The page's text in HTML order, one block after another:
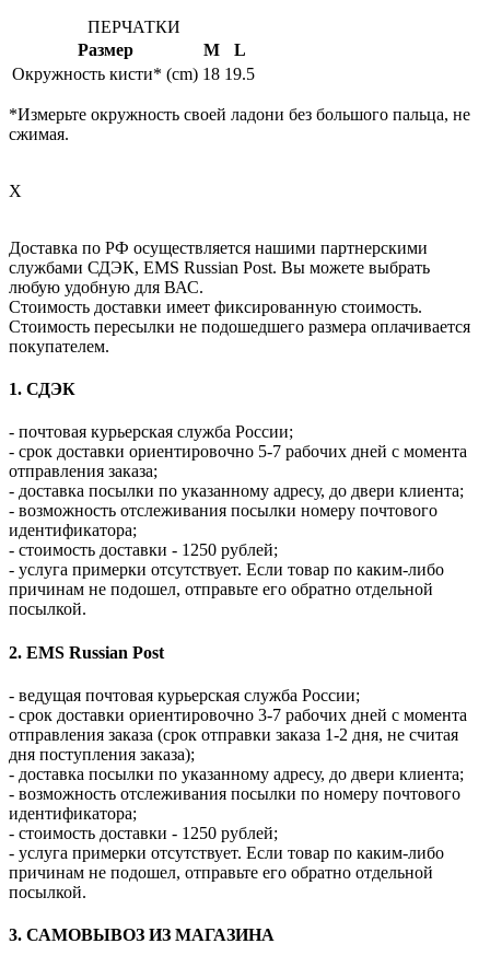
ПЕРЧАТКИ
Размер
M
L
Окружность кисти* (cm) 18 19.5
*Измерьте окружность своей ладони без большого пальца, не
сжимая.
X
Доставка по РФ осуществляется нашими партнерскими
службами СДЭК, EMS Russian Post. Вы можете выбрать
любую удобную для ВАС.
Стоимость доставки имеет фиксированную стоимость.
Стоимость пересылки не подошедшего размера оплачивается
покупателем.
1. СДЭК
- почтовая курьерская служба России;
- срок доставки ориентировочно 5-7 рабочих дней с момента
отправления заказа;
- доставка посылки по указанному адресу, до двери клиента;
- возможность отслеживания посылки номеру почтового
идентификатора;
- стоимость доставки - 1250 рублей;
- услуга примерки отсутствует. Если товар по каким-либо
причинам не подошел, отправьте его обратно отдельной
посылкой.
2. EMS Russian Post
- ведущая почтовая курьерская служба России;
- срок доставки ориентировочно 3-7 рабочих дней с момента
отправления заказа (срок отправки заказа 1-2 дня, не считая
дня поступления заказа);
- доставка посылки по указанному адресу, до двери клиента;
- возможность отслеживания посылки по номеру почтового
идентификатора;
- стоимость доставки - 1250 рублей;
- услуга примерки отсутствует. Если товар по каким-либо
причинам не подошел, отправьте его обратно отдельной
посылкой.
3. САМОВЫВОЗ ИЗ МАГАЗИНА